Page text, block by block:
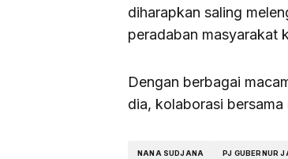
diharapkan saling
peradaban masyarakat
Dengan berbagai
dia, kolaborasi
NANA SUDJANA PJ GUBERNUR